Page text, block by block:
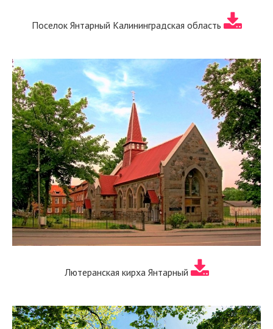
Поселок Янтарный Калининградская область
Лютеранская кирха Янтарный